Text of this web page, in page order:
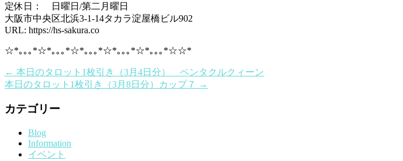
定休日： 日曜日/第二月曜日
大阪市中央区北浜3-1-14タカラ淀屋橋ビル902
URL: https://hs-sakura.co
☆*｡｡｡*☆*｡｡｡*☆*｡｡｡*☆*｡｡｡*☆*｡｡｡*☆☆*
← 本日のタロット1枚引き（3月4日分） ペンタクルクィーン
本日のタロット1枚引き（3月8日分）カップ７
→
カテゴリー
Blog
Information
イベント